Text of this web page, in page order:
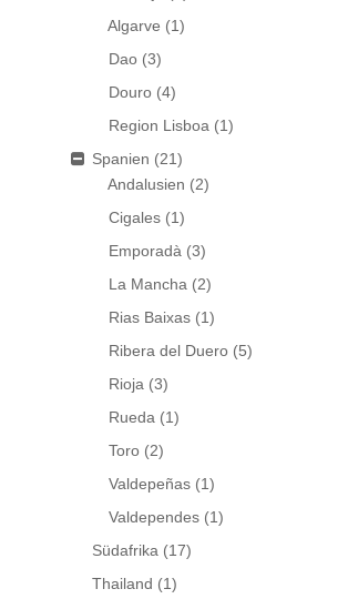
Algarve (1)
Dao (3)
Douro (4)
Region Lisboa (1)
Spanien (21)
Andalusien (2)
Cigales (1)
Emporadà (3)
La Mancha (2)
Rias Baixas (1)
Ribera del Duero (5)
Rioja (3)
Rueda (1)
Toro (2)
Valdepeñas (1)
Valdependes (1)
Südafrika (17)
Thailand (1)